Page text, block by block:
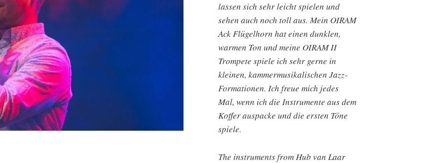
lassen sich sehr leicht spielen und
sehen auch noch toll aus. Mein OIRAM
Ack Flügelhorn hat einen dunklen,
warmen Ton und meine OIRAM II
Trompete spiele ich sehr gerne in
kleinen, kammermusikalischen Jazz-
Formationen. Ich freue mich jedes
Mal, wenn ich die Instrumente aus dem
Koffer auspacke und die ersten Töne
spiele.
The instruments from Hub van Laar